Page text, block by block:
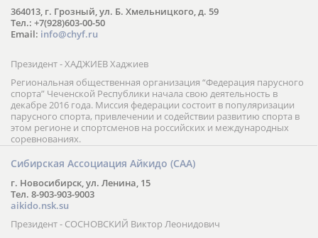
364013, г. Грозный, ул. Б. Хмельницкого, д. 59
Тел.: +7(928)603-00-50
Email: info@chyf.ru
Президент - ХАДЖИЕВ Хаджиев
Региональная общественная организация “Федерация парусного
спорта” Чеченской Республики начала свою деятельность в
декабре 2016 года. Миссия федерации состоит в популяризации
парусного спорта, привлечении и содействии развитию спорта в
этом регионе и спортсменов на российских и международных
соревнованиях.
Сибирская Ассоциация Айкидо (САА)
г. Новосибирск, ул. Ленина, 15
Тел. 8-903-903-9003
aikido.nsk.su
Президент - СОСНОВСКИЙ Виктор Леонидович